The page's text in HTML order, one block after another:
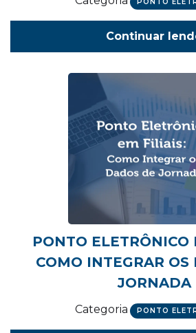
Continuar
PONTO ELETRÔNICO
COMO INTEGRAR OS
JORNADA
Categoria PONTO